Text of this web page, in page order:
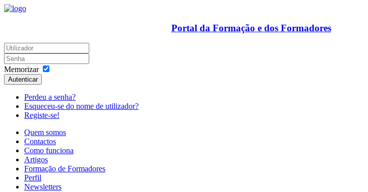
Portal da Formação e dos Formadores
Memorizar
Autenticar
Perdeu a senha?
Esqueceu-se do nome de utilizador?
Registe-se!
Quem somos
Contactos
Como funciona
Artigos
Formação de Formadores
Perfil
Newsletters